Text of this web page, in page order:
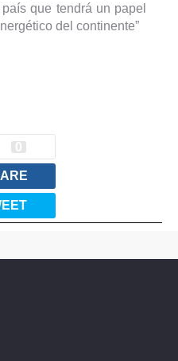
que tendrá un papel
del continente”
0